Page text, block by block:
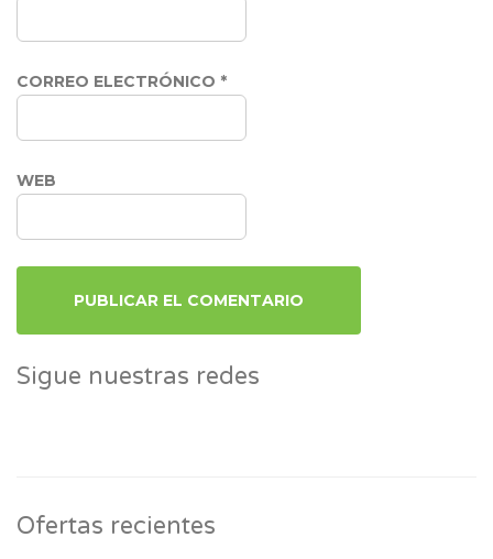
CORREO ELECTRÓNICO *
WEB
Sigue nuestras redes
Ofertas recientes